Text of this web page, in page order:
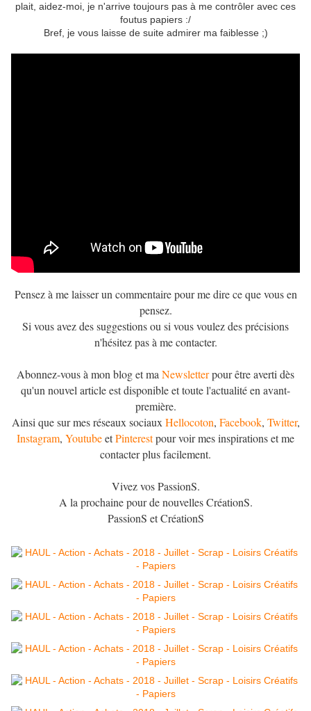
plait, aidez-moi, je n'arrive toujours pas à me contrôler avec ces
foutus papiers :/
Bref, je vous laisse de suite admirer ma faiblesse ;)
Pensez à me laisser un commentaire pour me dire ce que vous en
pensez.
Si vous avez des suggestions ou si vous voulez des précisions
n'hésitez pas à me contacter.
Abonnez-vous à mon blog et ma Newsletterpour être averti dès
qu'un nouvel article est disponible et toute l'actualité en avant-
première.
Ainsi que sur mes réseaux sociaux Hellocoton, Facebook, Twitter,
Instagram, YoutubeetPinterestpour voir mes inspirations et me
contacter plus facilement.
Vivez vos PassionS.
A la prochaine pour de nouvelles CréationS.
PassionS et CréationS